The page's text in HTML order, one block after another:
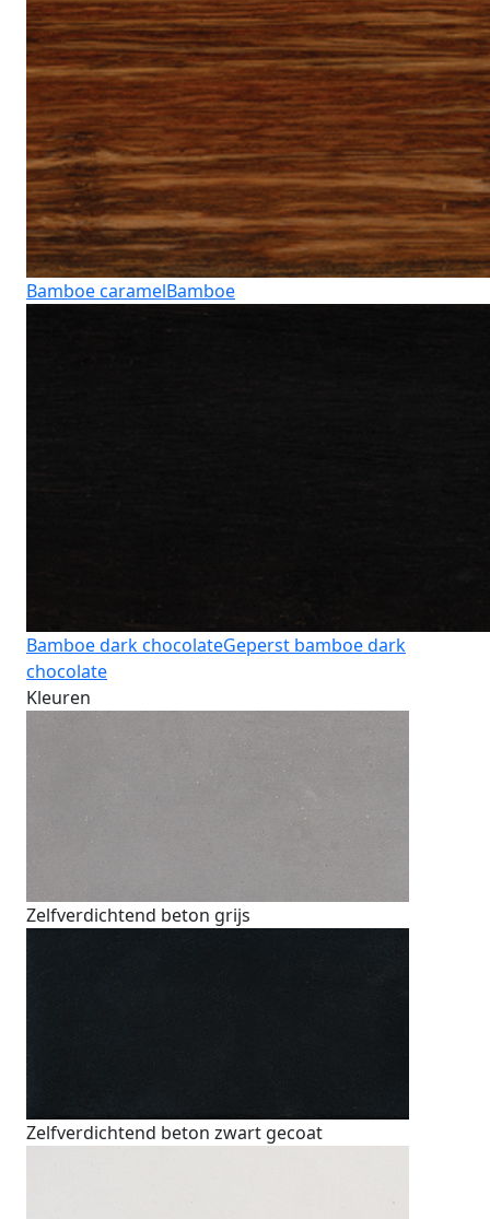
Bamboe caramelBamboe
Bamboe dark chocolateGeperst bamboe dark
chocolate
Kleuren
Zelfverdichtend beton grijs
Zelfverdichtend beton zwart gecoat